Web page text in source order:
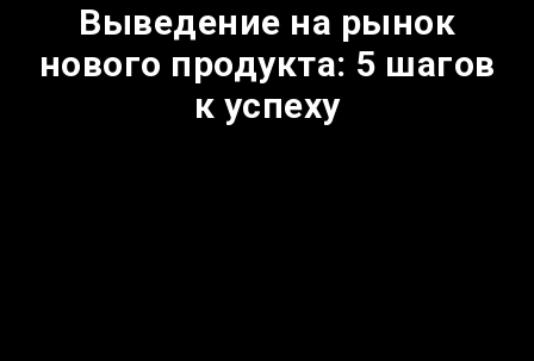
Выведение на рынок
нового продукта: 5 шагов
к успеху